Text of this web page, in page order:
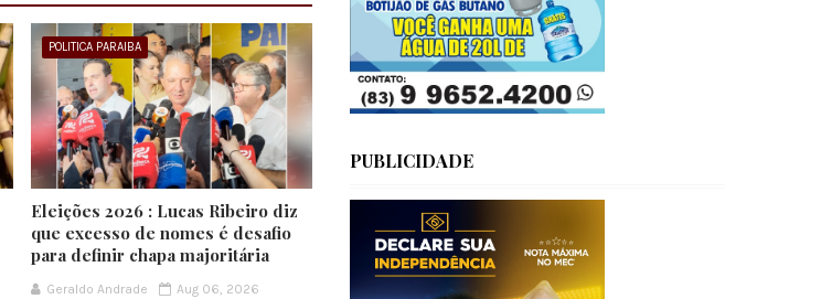
POLITICA PARAIBA
Eleições 2026 : Lucas Ribeiro diz
que excesso de nomes é desafio
para definir chapa majoritária
Geraldo Andrade Aug 06, 2026
PUBLICIDADE